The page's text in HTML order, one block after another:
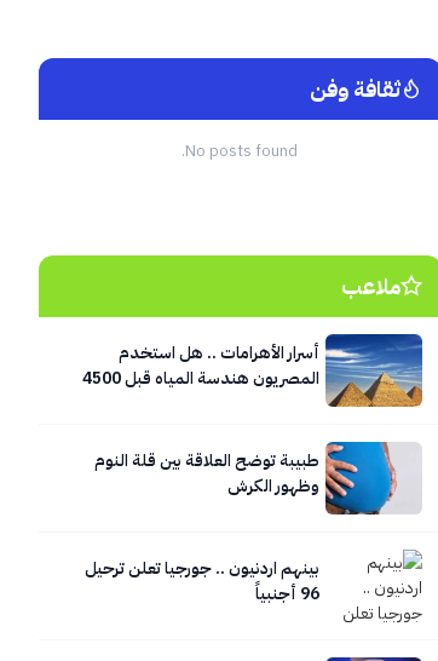
ثقافة وفن
No posts found.
ملاعب
أسرار الأهرامات .. هل استخدم
المصريون هندسة المياه قبل 4500
طبيبة توضح العلاقة بين قلة النوم
وظهور الكرش
بينهم اردنيون .. جورجيا تعلن ترحيل
96 أجنبياً